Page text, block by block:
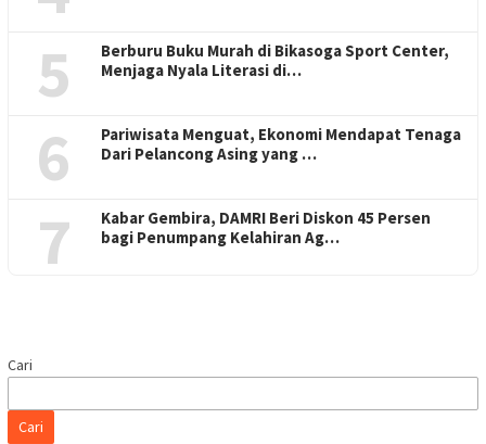
5
Berburu Buku Murah di Bikasoga Sport Center,
Menjaga Nyala Literasi di…
6
Pariwisata Menguat, Ekonomi Mendapat Tenaga
Dari Pelancong Asing yang …
7
Kabar Gembira, DAMRI Beri Diskon 45 Persen
bagi Penumpang Kelahiran Ag…
Cari
Cari